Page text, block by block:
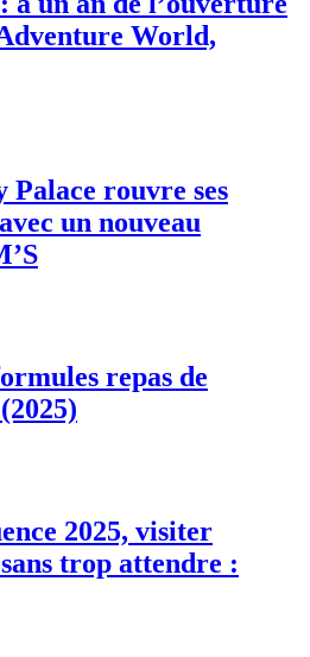
World,
rouvre ses
un nouveau
repas de
2025, visiter
trop attendre :